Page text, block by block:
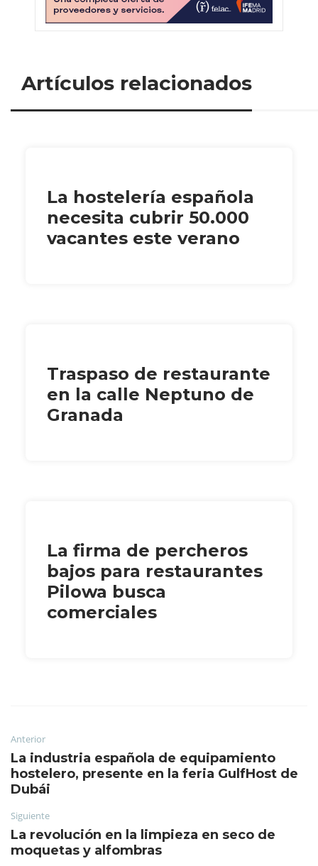
Artículos relacionados
La hostelería española
necesita cubrir 50.000
vacantes este verano
Traspaso de restaurante
en la calle Neptuno de
Granada
La firma de percheros
bajos para restaurantes
Pilowa busca
comerciales
Anterior
La industria española de equipamiento
hostelero, presente en la feria GulfHost de
Dubái
Siguiente
La revolución en la limpieza en seco de
moquetas y alfombras